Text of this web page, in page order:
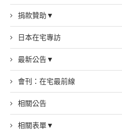
捐款贊助▼
日本在宅專訪
最新公告▼
會刊：在宅最前線
相關公告
相關表單▼